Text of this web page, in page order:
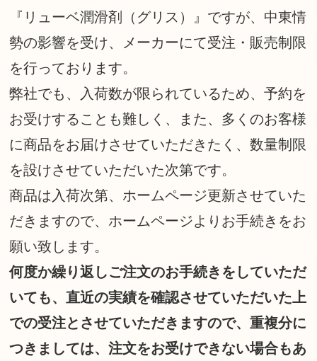
『リューベ潤滑剤（グリス）』ですが、中東情
勢の影響を受け、メーカーにて受注・販売制限
を行っております。
弊社でも、入荷数が限られているため、予約を
お受けすることも難しく、また、多くのお客様
に商品をお届けさせていただきたく、数量制限
を設けさせていただいた次第です。
商品は入荷次第、ホームページ更新させていた
だきますので、ホームページよりお手続きをお
願い致します。
何度か繰り返しご注文のお手続きをしていただ
いても、直近の実績を確認させていただいた上
での受注とさせていただきますので、重複分に
つきましては、注文をお受けできない場合もあ